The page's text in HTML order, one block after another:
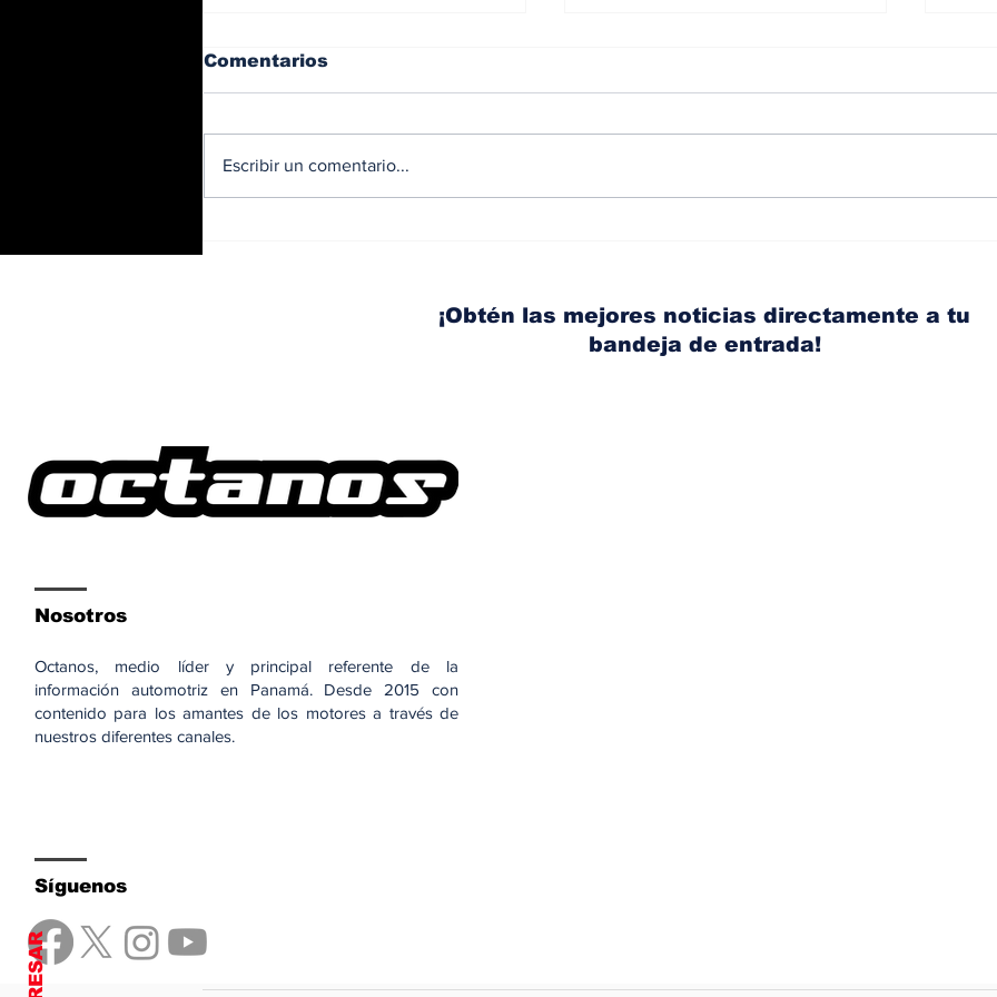
Comentarios
Escribir un comentario...
¡Obtén las mejores noticias directamente a tu
bandeja de entrada!
Nosotros
Octanos, medio líder y principal referente de la
información automotriz en Panamá. Desde 2015 con
contenido para los amantes de los motores a través de
nuestros diferentes canales.
Síguenos